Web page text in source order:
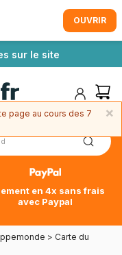
sur le site
en 4x sans frais
avec Paypal
> Carte du
OUVRIR
×
page au cours des 7